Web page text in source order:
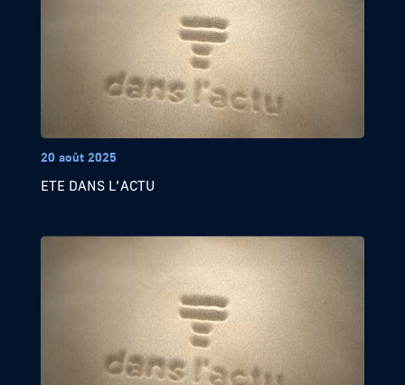
20 août 2025
ETE DANS L’ACTU